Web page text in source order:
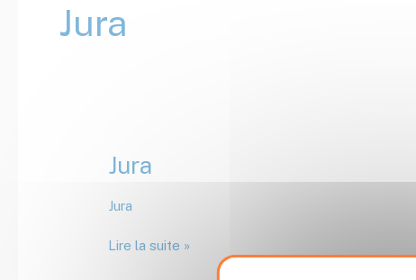
Jura
Jura
Jura
Jura
Lire la suite »